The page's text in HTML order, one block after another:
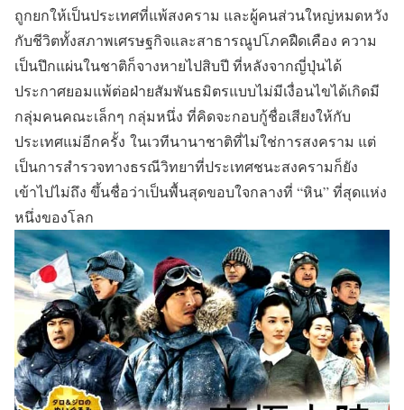
ถูกยกให้เป็นประเทศที่แพ้สงคราม และผู้คนส่วนใหญ่หมดหวัง
กับชีวิตทั้งสภาพเศรษฐกิจและสาธารณูปโภคฝืดเคือง ความ
เป็นปึกแผ่นในชาติก็จางหายไปสิบปี ที่หลังจากญี่ปุ่นได้
ประกาศยอมแพ้ต่อฝ่ายสัมพันธมิตรแบบไม่มีเงื่อนไขได้เกิดมี
กลุ่มคนคณะเล็กๆ กลุ่มหนึ่ง ที่คิดจะกอบกู้ชื่อเสียงให้กับ
ประเทศแม่อีกครั้ง ในเวทีนานาชาติที่ไม่ใช่การสงคราม แต่
เป็นการสำรวจทางธรณีวิทยาที่ประเทศชนะสงครามก็ยัง
เข้าไปไม่ถึง ขึ้นชื่อว่าเป็นพื้นสุดขอบใจกลางที่ “หิน” ที่สุดแห่ง
หนึ่งของโลก